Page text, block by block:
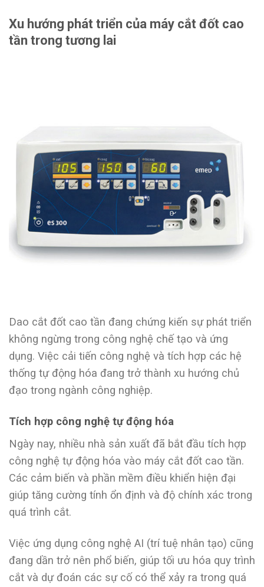
Xu hướng phát triển của máy cắt đốt cao
tần trong tương lai
Dao cắt đốt cao tần đang chứng kiến sự phát triển
không ngừng trong công nghệ chế tạo và ứng
dụng. Việc cải tiến công nghệ và tích hợp các hệ
thống tự động hóa đang trở thành xu hướng chủ
đạo trong ngành công nghiệp.
Tích hợp công nghệ tự động hóa
Ngày nay, nhiều nhà sản xuất đã bắt đầu tích hợp
công nghệ tự động hóa vào máy cắt đốt cao tần.
Các cảm biến và phần mềm điều khiển hiện đại
giúp tăng cường tính ổn định và độ chính xác trong
quá trình cắt.
Việc ứng dụng công nghệ AI (trí tuệ nhân tạo) cũng
đang dần trở nên phổ biến, giúp tối ưu hóa quy trình
cắt và dự đoán các sự cố có thể xảy ra trong quá